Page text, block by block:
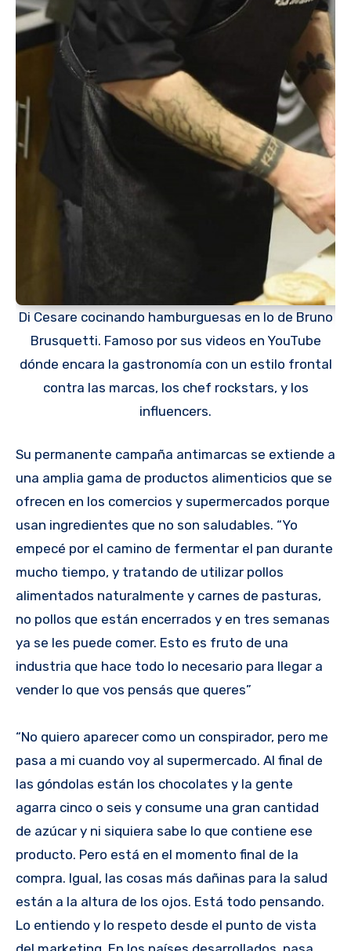
Di Cesare cocinando hamburguesas en lo de Bruno
Brusquetti. Famoso por sus videos en YouTube
dónde encara la gastronomía con un estilo frontal
contra las marcas, los chef rockstars, y los
influencers.
Su permanente campaña antimarcas se extiende a
una amplia gama de productos alimenticios que se
ofrecen en los comercios y supermercados porque
usan ingredientes que no son saludables. “Yo
empecé por el camino de fermentar el pan durante
mucho tiempo, y tratando de utilizar pollos
alimentados naturalmente y carnes de pasturas,
no pollos que están encerrados y en tres semanas
ya se les puede comer. Esto es fruto de una
industria que hace todo lo necesario para llegar a
vender lo que vos pensás que queres”
“No quiero aparecer como un conspirador, pero me
pasa a mi cuando voy al supermercado. Al final de
las góndolas están los chocolates y la gente
agarra cinco o seis y consume una gran cantidad
de azúcar y ni siquiera sabe lo que contiene ese
producto. Pero está en el momento final de la
compra. Igual, las cosas más dañinas para la salud
están a la altura de los ojos. Está todo pensando.
Lo entiendo y lo respeto desde el punto de vista